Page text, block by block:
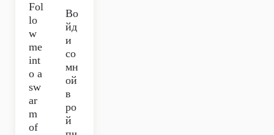
Fol
lo
w
me
int
o a
sw
ar
m
of
Во
йд
и
со
мн
ой
в
ро
й